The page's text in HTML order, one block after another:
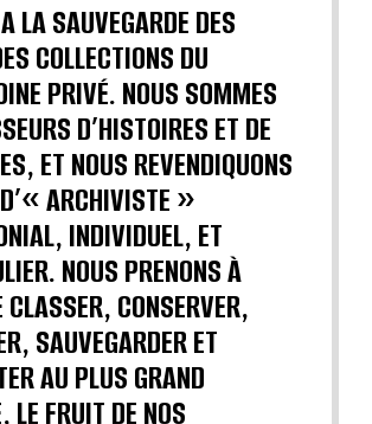
LA SAUVEGARDE DES
COLLECTIONS DU
PRIVÉ. NOUS SOMMES
D’HISTOIRES ET DE
ET NOUS REVENDIQUONS
ARCHIVISTE »
INDIVIDUEL, ET
NOUS PRENONS À
CLASSER, CONSERVER,
SAUVEGARDER ET
AU PLUS GRAND
LE FRUIT DE NOS